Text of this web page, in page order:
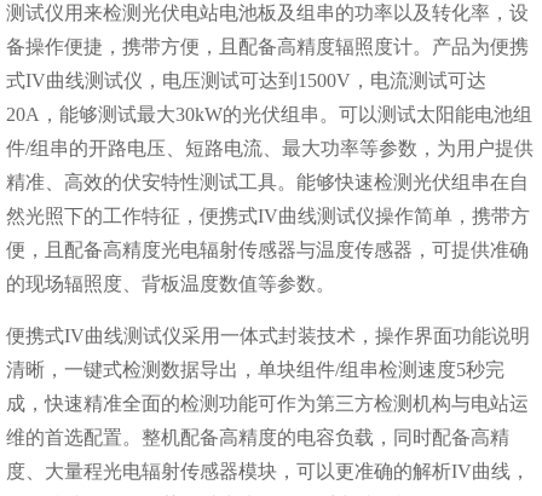
测试仪用来检测光伏电站电池板及组串的功率以及转化率，设
备操作便捷，携带方便，且配备高精度辐照度计。产品为便携
式IV曲线测试仪，电压测试可达到1500V，电流测试可达
20A，能够测试最大30kW的光伏组串。可以测试太阳能电池组
件/组串的开路电压、短路电流、最大功率等参数，为用户提供
精准、高效的伏安特性测试工具。能够快速检测光伏组串在自
然光照下的⼯作特征，便携式IV曲线测试仪操作简单，携带⽅
便，且配备⾼精度光电辐射传感器与温度传感器，可提供准确
的现场辐照度、背板温度数值等参数。
便携式IV曲线测试仪采⽤⼀体式封装技术，操作界⾯功能说明
清晰，⼀键式检测数据导出，单块组件/组串检测速度5秒完
成，快速精准全⾯的检测功能可作为第三⽅检测机构与电站运
维的⾸选配置。整机配备⾼精度的电容负载，同时配备高精
度、大量程光电辐射传感器模块，可以更准确的解析IV曲线，